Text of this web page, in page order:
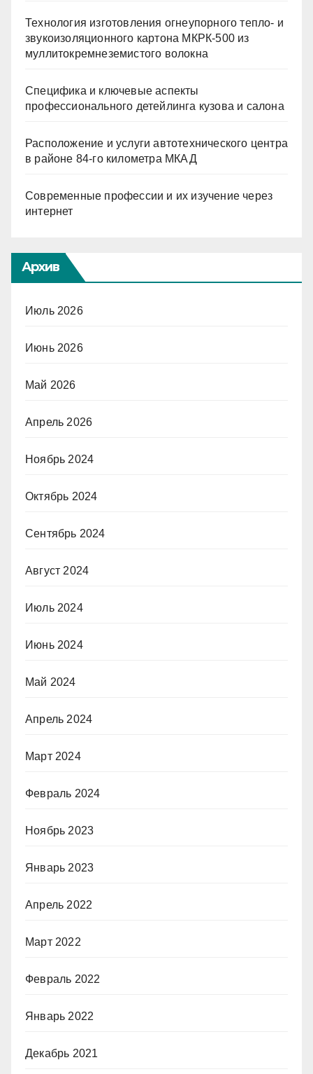
Технология изготовления огнеупорного тепло- и
звукоизоляционного картона МКРК-500 из
муллитокремнеземистого волокна
Специфика и ключевые аспекты
профессионального детейлинга кузова и салона
Расположение и услуги автотехнического центра
в районе 84-го километра МКАД
Современные профессии и их изучение через
интернет
Архив
Июль 2026
Июнь 2026
Май 2026
Апрель 2026
Ноябрь 2024
Октябрь 2024
Сентябрь 2024
Август 2024
Июль 2024
Июнь 2024
Май 2024
Апрель 2024
Март 2024
Февраль 2024
Ноябрь 2023
Январь 2023
Апрель 2022
Март 2022
Февраль 2022
Январь 2022
Декабрь 2021